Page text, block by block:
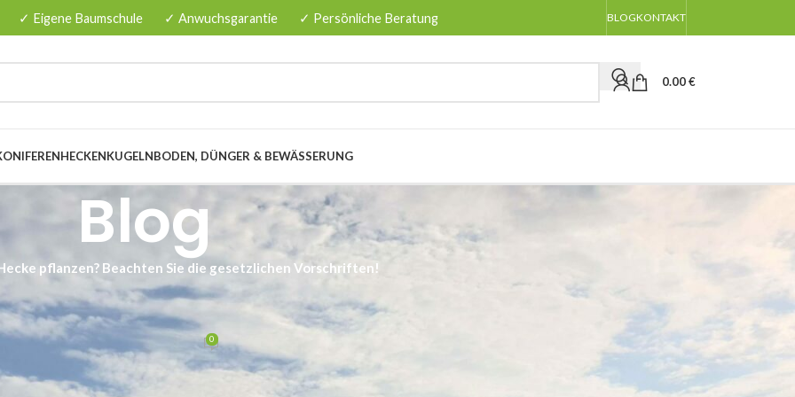
✓ Eigene Baumschule ✓ Anwuchsgarantie ✓ Persönliche Beratung BLOGKONTAKT
0.00€
KUGELNBODEN, DÜNGER & BEWÄSSERUNG
Blog
pflanzen? Beachten Sie die gesetzlichen Vorschriften!
die gesetzlichen Vorschriften!
Am 20/02/2026 0
BLOG-KATEGORIEN